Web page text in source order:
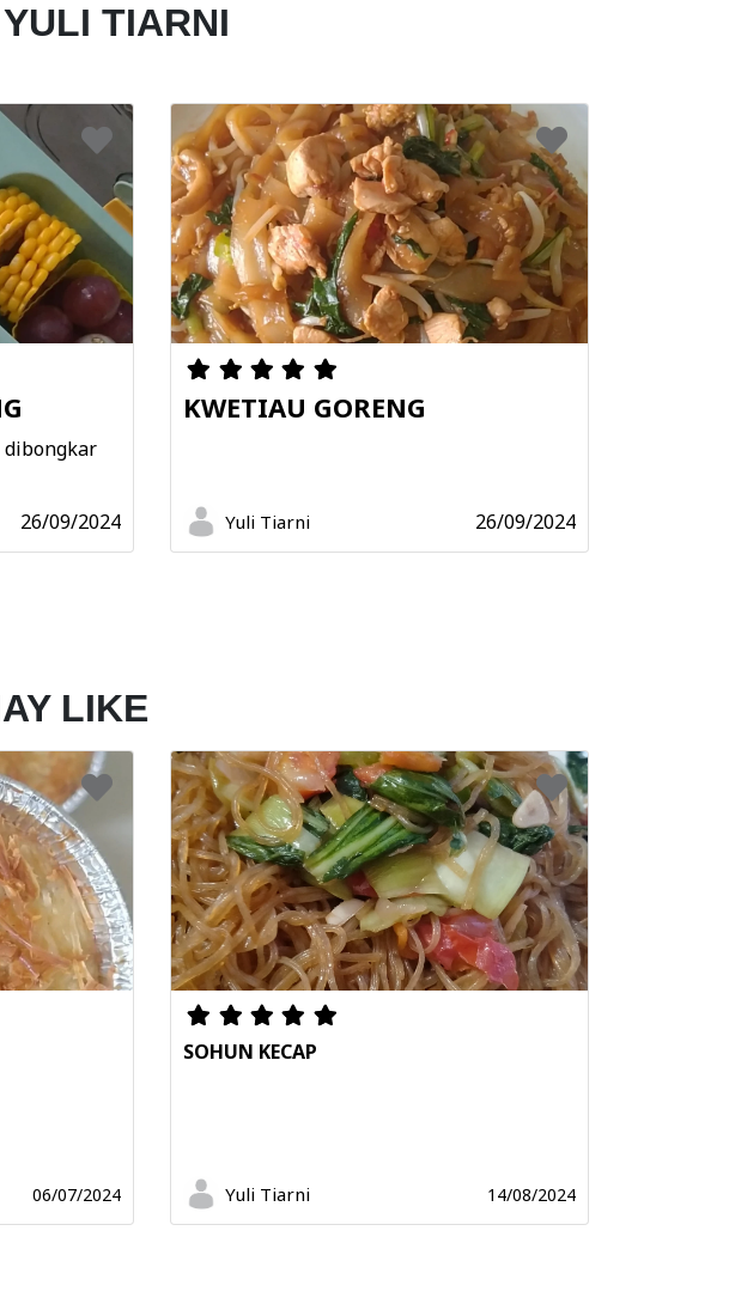
TIARNI
dibongkar
26/09/2024
KWETIAU GORENG
Yuli Tiarni 26/09/2024
LIKE
06/07/2024
SOHUN KECAP
Yuli Tiarni 14/08/2024